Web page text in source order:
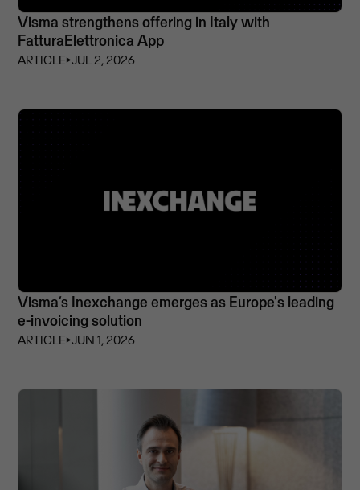
Visma strengthens offering in Italy with
FatturaElettronica App
ARTICLE⏵JUL 2, 2026
Visma’s Inexchange emerges as Europe's leading
e-invoicing solution
ARTICLE⏵JUN 1, 2026